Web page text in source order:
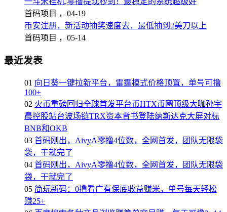
首码项目 ， 04-19
币安注册，新活动抽奖速度去，最低抽到2美刀以上
首码项目 ， 05-14
最近发表
01 向日葵一键拉新平台，雷霆模式价格顶置，单号可撸
100+
02 火币重磅回归全球首发平台币HTX币圈顶级大咖孙宇
晨控股站台波场链TRX资本背书登陆纳斯达克大屏对标
BNB和OKB
03 首码刚出，AivyA零撸4位数，全网首发，团队无限袋
袋，干就完了
04 首码刚出，AivyA零撸4位数，全网首发，团队无限袋
袋，干就完了
05 简玩新码：0撸看广有保底收益赚米，单号每天轻松
赚25+